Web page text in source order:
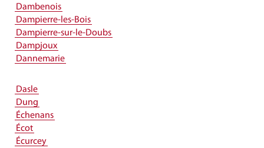
Dambenois
Dampierre-les-Bois
Dampierre-sur-le-Doubs
Dampjoux
Dannemarie
Dasle
Dung
Échenans
Écot
Écurcey